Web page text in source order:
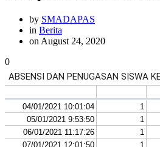
by SMADAPAS
in Berita
on August 24, 2020
0